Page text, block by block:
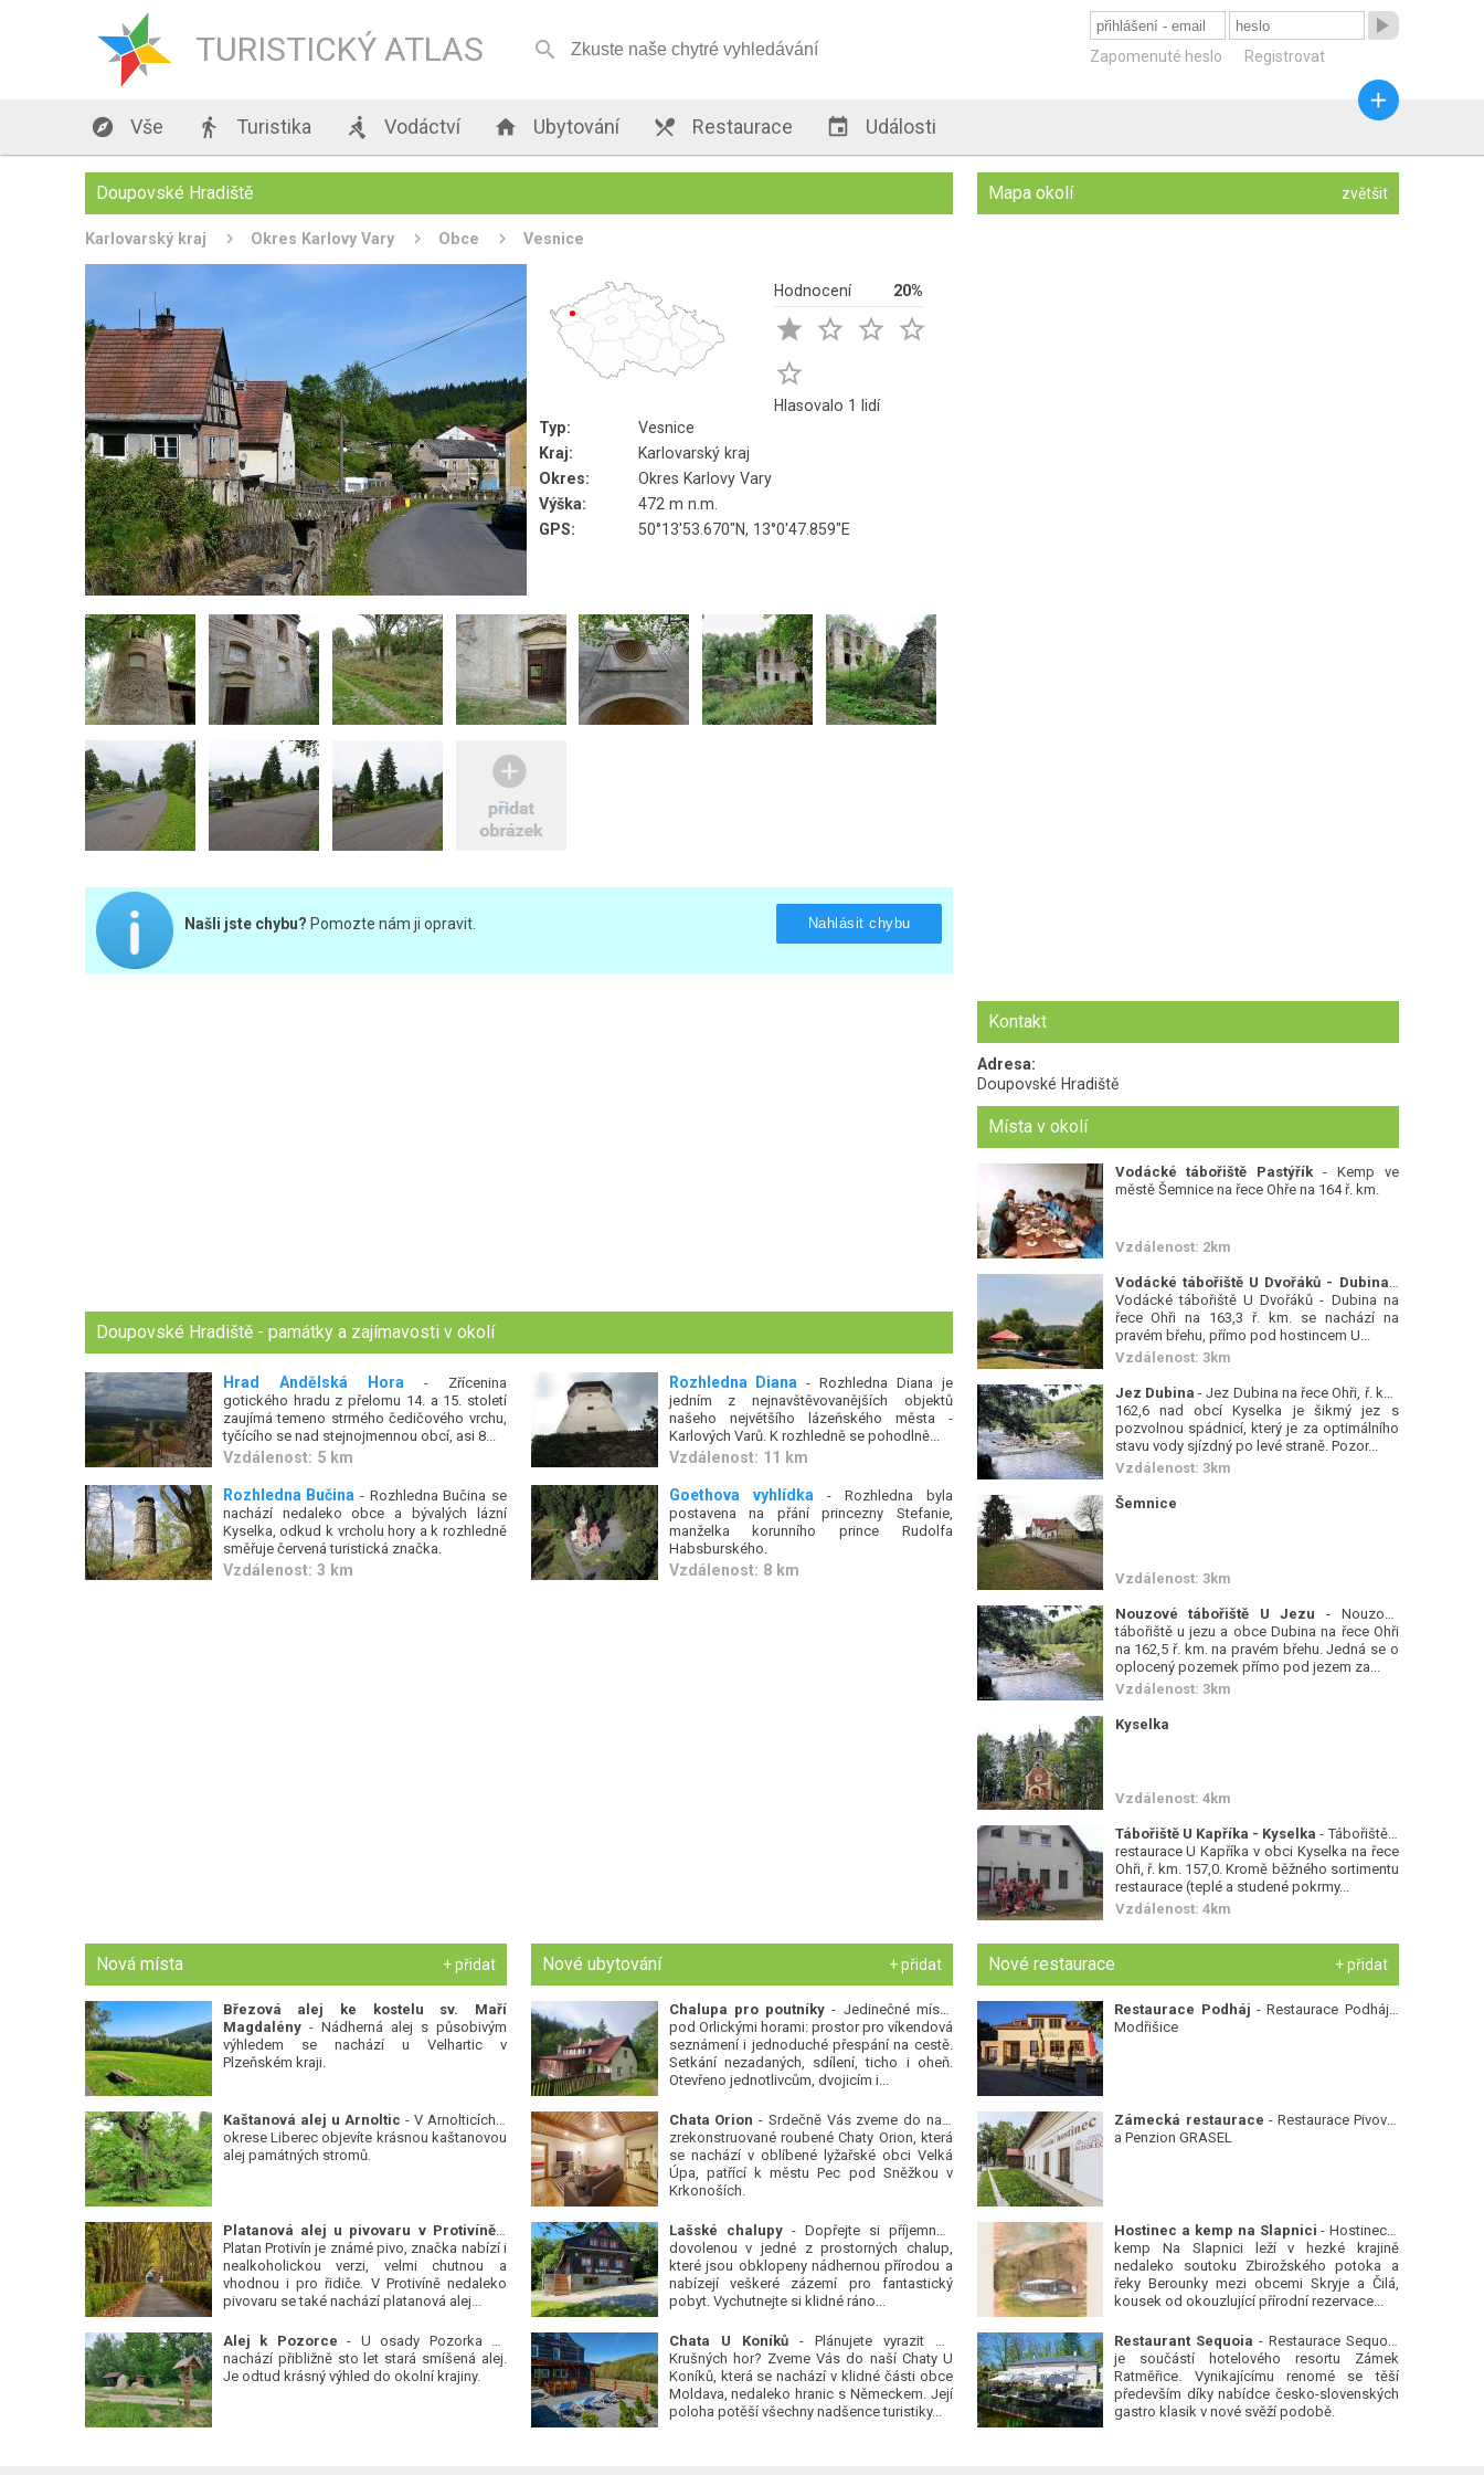
TURISTICKÝ ATLAS 

Zapomenuté heslo Registrovat
 Vše  Turistika  Vodáctví  Ubytování  Restaurace  Události

Doupovské Hradiště
Karlovarský kraj Okres Karlovy Vary Obce Vesnice
Hodnocení 20%
   

Hlasovalo 1 lidí
Typ:
Vesnice
Kraj:
Karlovarský kraj
Okres:
Okres Karlovy Vary
Výška:
472 m n.m.
GPS:
50°13'53.670"N, 13°0'47.859"E
Našli jste chybu? Pomozte nám ji opravit. Nahlásit chybu
Doupovské Hradiště - památky a zajímavosti v okolí
Hrad Andělská Hora- Zřícenina
gotického hradu z přelomu 14. a 15. století
zaujímá temeno strmého čedičového vrchu,
tyčícího se nad stejnojmennou obcí, asi 8...
Vzdálenost: 5 km
Rozhledna Diana - Rozhledna Diana je
jedním z nejnavštěvovanějších objektů
našeho největšího lázeňského města -
Karlových Varů. K rozhledně se pohodlně...
Vzdálenost: 11 km
Rozhledna Bučina - Rozhledna Bučina se
nachází nedaleko obce a bývalých lázní
Kyselka, odkud k vrcholu hory a k rozhledně
směřuje červená turistická značka.
Vzdálenost: 3 km
Goethova vyhlídka - Rozhledna byla
postavena na přání princezny Stefanie,
manželka korunního prince Rudolfa
Habsburského.
Vzdálenost: 8 km
Mapa okolí zvětšit
Kontakt
Adresa:
Doupovské Hradiště
Místa v okolí
Vodácké tábořiště Pastýřík - Kemp ve
městě Šemnice na řece Ohře na 164 ř. km.
Vzdálenost: 2km
Vodácké tábořiště U Dvořáků - Dubina na
řece Ohři na 163,3 ř. km. se nachází na
pravém břehu, přímo pod hostincem U...
Vzdálenost: 3km
Jez Dubina - Jez Dubina na řece Ohři, ř. km.
162,6 nad obcí Kyselka je šikmý jez s
pozvolnou spádnicí, který je za optimálního
stavu vody sjízdný po levé straně. Pozor...
Vzdálenost: 3km
Šemnice
Vzdálenost: 3km
Nouzové tábořiště U Jezu - Nouzové
tábořiště u jezu a obce Dubina na řece Ohři
na 162,5 ř. km. na pravém břehu. Jedná se o
oplocený pozemek přímo pod jezem za...
Vzdálenost: 3km
Kyselka
Vzdálenost: 4km
Tábořiště U Kapříka - Kyselka - Tábořiště a
restaurace U Kapříka v obci Kyselka na řece
Ohři, ř. km. 157,0. Kromě běžného sortimentu
restaurace (teplé a studené pokrmy...
Vzdálenost: 4km
Nová místa + přidat
Březová alej ke kostelu sv. Maří
Magdalény- Nádherná alej s působivým
výhledem se nachází u Velhartic v
Plzeňském kraji.
Kaštanová alej u Arnoltic - V Arnolticích v
okrese Liberec objevíte krásnou kaštanovou
alej památných stromů.
Platanová alej u pivovaru v Protivíně
-
Platan Protivín je známé pivo, značka nabízí i
nealkoholickou verzi, velmi chutnou a
vhodnou i pro řidiče. V Protivíně nedaleko
pivovaru se také nachází platanová alej...
Alej k Pozorce - U osady Pozorka se
nachází přibližně sto let stará smíšená alej.
Je odtud krásný výhled do okolní krajiny.
Nové ubytování + přidat
Chalupa pro poutníky - Jedinečné místo
pod Orlickými horami: prostor pro víkendová
seznámení i jednoduché přespání na cestě.
Setkání nezadaných, sdílení, ticho i oheň.
Otevřeno jednotlivcům, dvojicím i...
Chata Orion - Srdečně Vás zveme do naší
zrekonstruované roubené Chaty Orion, která
se nachází v oblíbené lyžařské obci Velká
Úpa, patřící k městu Pec pod Sněžkou v
Krkonoších.
Lašské chalupy- Dopřejte si příjemnou
dovolenou v jedné z prostorných chalup,
které jsou obklopeny nádhernou přírodou a
nabízejí veškeré zázemí pro fantastický
pobyt. Vychutnejte si klidné ráno...
Chata U Koníků- Plánujete vyrazit do
Krušných hor? Zveme Vás do naší Chaty U
Koníků, která se nachází v klidné části obce
Moldava, nedaleko hranic s Německem. Její
poloha potěší všechny nadšence turistiky...
Nové restaurace + přidat
Restaurace Podháj - Restaurace Podháj -
Modřišice
Zámecká restaurace - Restaurace Pivovar
a Penzion GRASEL
Hostinec a kemp na Slapnici - Hostinec a
kemp Na Slapnici leží v hezké krajině
nedaleko soutoku Zbirožského potoka a
řeky Berounky mezi obcemi Skryje a Čilá,
kousek od okouzlující přírodní rezervace...
Restaurant Sequoia - Restaurace Sequoia
je součástí hotelového resortu Zámek
Ratměřice. Vynikajícímu renomé se těší
především díky nabídce česko-slovenských
gastro klasik v nové svěží podobě.